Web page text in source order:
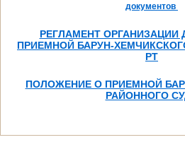
документов
РЕГЛАМЕНТ ОРГАНИЗАЦИИ
ПРИЕМНОЙ БАРУН-
РТ
ПОЛОЖЕНИЕ О ПРИЕМНОЙ
РАЙОННОГО